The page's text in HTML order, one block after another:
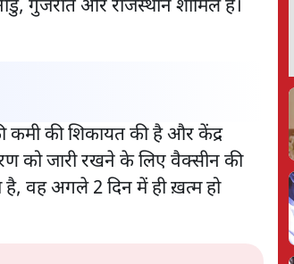
गुजरात और राजस्थान शामिल हैं।
कमी की शिकायत की है और केंद्र
को जारी रखने के लिए वैक्सीन की
है, वह अगले 2 दिन में ही ख़त्म हो